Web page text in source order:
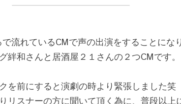
流れているCMで声の出演をすることにな
和さんと居酒屋２１さんの２つCMです。
を前にすると演劇の時より緊張しました笑